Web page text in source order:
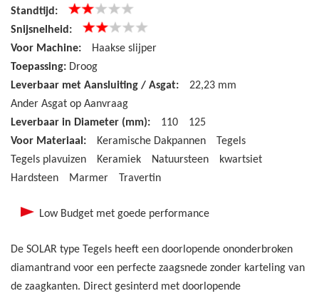
Standtijd:
Snijsnelheid:
Voor Machine:
Haakse slijper
Toepassing: Droog
Leverbaar met Aansluiting / Asgat:
22,23 mm
Ander Asgat op Aanvraag
Leverbaar in Diameter (mm):
110
125
Voor Materiaal:
Keramische Dakpannen
Tegels
Tegels plavuizen
Keramiek Natuursteen
kwartsiet
Hardsteen
Marmer Travertin
Low Budget met goede performance
De SOLAR type Tegels heeft een doorlopende ononderbroken
diamantrand voor een perfecte zaagsnede zonder karteling van
de zaagkanten. Direct gesinterd met doorlopende